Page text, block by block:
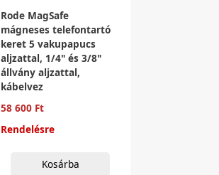
Rode MagSafe
mágneses telefontartó
keret 5 vakupapucs
aljzattal, 1/4" és 3/8"
állvány aljzattal,
kábelvez
58 600 Ft
Rendelésre
Kosárba